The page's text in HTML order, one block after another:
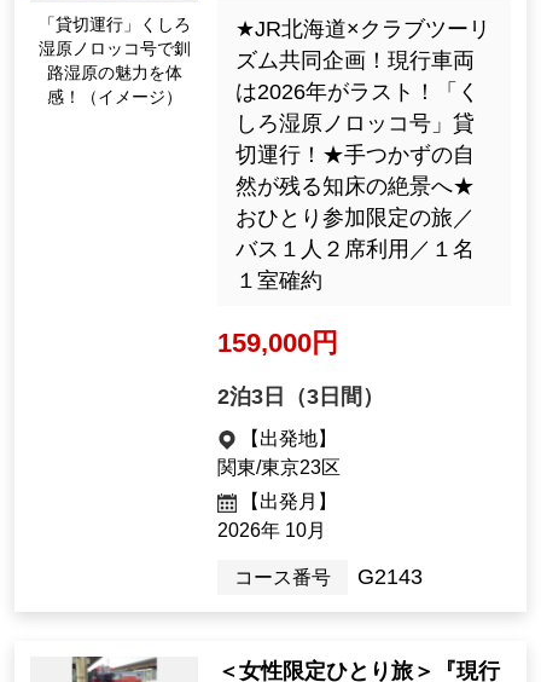
「貸切運行」くしろ
湿原ノロッコ号で釧
路湿原の魅力を体
感！（イメージ）
★JR北海道×クラブツーリ
ズム共同企画！現行車両
は2026年がラスト！「く
しろ湿原ノロッコ号」貸
切運行！★手つかずの自
然が残る知床の絶景へ★
おひとり参加限定の旅／
バス１人２席利用／１名
１室確約
159,000円
2泊3日（3日間）
【出発地】
関東/東京23区
【出発月】
2026年 10月
コース番号 G2143
＜女性限定ひとり旅＞『現行